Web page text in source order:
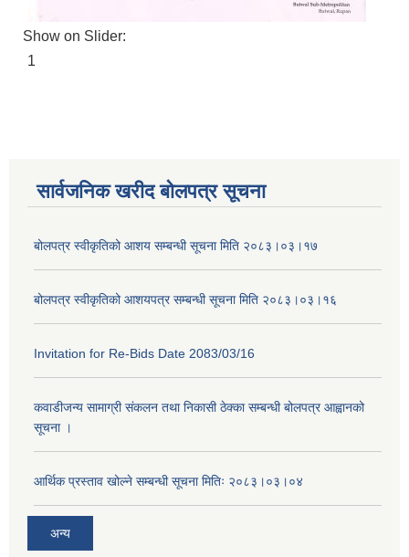
Show on Slider:
1
सार्वजनिक खरीद बोलपत्र सूचना
बोलपत्र स्वीकृतिको आशय सम्बन्धी सूचना मिति २०८३।०३।१७
बोलपत्र स्वीकृतिको आशयपत्र सम्बन्धी सूचना मिति २०८३।०३।१६
Invitation for Re-Bids Date 2083/03/16
कवाडीजन्य सामाग्री संकलन तथा निकासी ठेक्का सम्बन्धी बोलपत्र आह्वानको
सूचना ।
आर्थिक प्रस्ताव खोल्ने सम्बन्धी सूचना मितिः २०८३।०३।०४
अन्य